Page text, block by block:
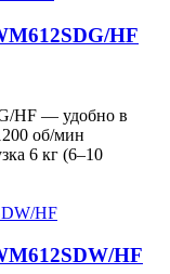
HF
HF — удобно в
об/мин
6 кг (6–10
HF